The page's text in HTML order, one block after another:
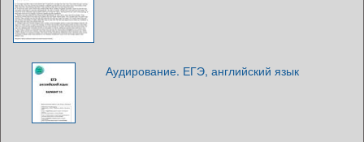
Аудирование. ЕГЭ, английский язык